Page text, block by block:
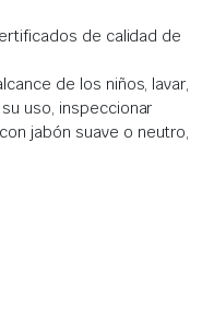
de calidad de
de los niños, lavar,
uso, inspeccionar
jabón suave o neutro,